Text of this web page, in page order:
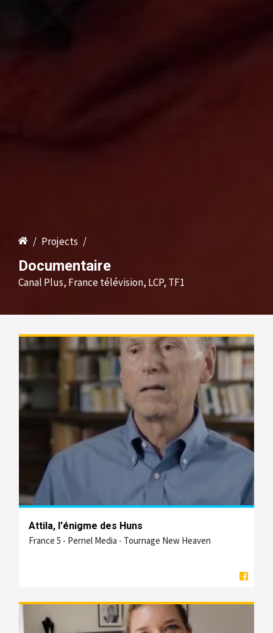
/ Projects /
Documentaire
Canal Plus, France télévision, LCP, TF1
Attila, l'énigme des Huns
France 5 - Pernel Media - Tournage New Heaven